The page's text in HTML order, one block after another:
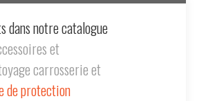
dans notre catalogue
et
carrosserie et
de protection